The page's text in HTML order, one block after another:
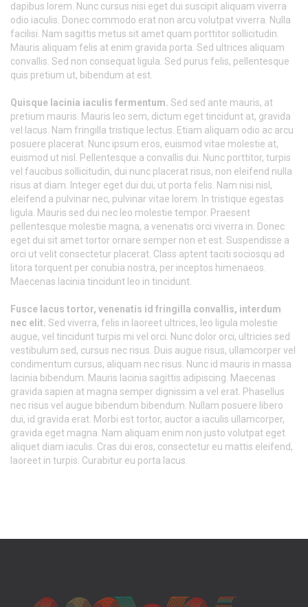
dapibus lorem. Nunc cursus nisi eget dui suscipit aliquam viverra
odio iaculis. Donec commodo erat non arcu volutpat viverra. Nulla
facilisi. Nam sagittis metus sit amet quam porttitor sollicitudin.
Mauris aliquam felis at enim gravida porta. Sed ultrices aliquam
convallis. Sed non consequat ligula. Sed purus felis, pellentesque
quis pretium ut, bibendum at est.
Quisque lacinia iaculis fermentum. Sed sed ante mauris, at
pretium mauris. Mauris leo sem, dictum eget tincidunt at, gravida
vel lacus. Nam fringilla tristique lectus. Etiam aliquam odio ac arcu
posuere placerat. Nunc ipsum eros, euismod vitae molestie at,
euismod ut nisl. Pellentesque a convallis dui. Nunc porttitor, turpis
vel faucibus sollicitudin, dui nunc placerat risus, non eleifend nulla
risus at diam. Integer eget dui dui, ut porta felis. Nam nisi nisl,
eleifend a pulvinar nec, pulvinar vitae lorem. In tristique egestas
ligula. Mauris sed dui nec leo molestie tempor. Praesent
pellentesque molestie magna, a venenatis orci viverra in. Donec
eget dui sit amet tortor ornare semper non et est. Suspendisse a
orci ut velit consectetur placerat. Class aptent taciti sociosqu ad
litora torquent per conubia nostra, per inceptos himenaeos.
Maecenas lacinia tincidunt leo in tincidunt.
Fusce lacus tortor, venenatis id fringilla convallis, interdum
nec elit. Sed viverra, felis in laoreet ultrices, leo ligula molestie
augue, vel tincidunt turpis mi vel orci. Nunc dolor orci, ultricies sed
vestibulum sed, cursus nec risus. Duis augue risus, ullamcorper vel
condimentum cursus, aliquam nec risus. Nunc id mauris in massa
lacinia bibendum. Mauris lacinia sagittis adipiscing. Maecenas
gravida sapien at magna semper dignissim a vel erat. Phasellus
nec risus vel augue bibendum bibendum. Nullam posuere libero
dui, id gravida erat. Morbi est tortor, auctor a iaculis ullamcorper,
gravida eget magna. Nam aliquam enim non justo volutpat eget
aliquet diam iaculis. Cras dui eros, consectetur eu mattis eleifend,
laoreet in turpis. Curabitur eu porta lacus.